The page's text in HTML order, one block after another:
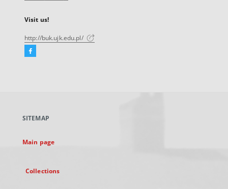
Visit us!
http://buk.ujk.edu.pl/
Facebook
new
SITEMAP
Main page
Collections